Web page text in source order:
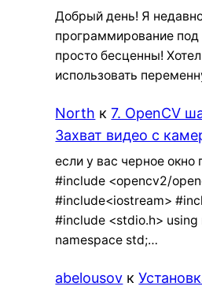
Добрый день! Я
программирование
просто бесценны!
использовать
North к7. OpenCV
Захват видео с
если у вас черное окно
#include <opencv2/
#include<iostream>
#include <stdio.h> using
namespace std;…
abelousov к